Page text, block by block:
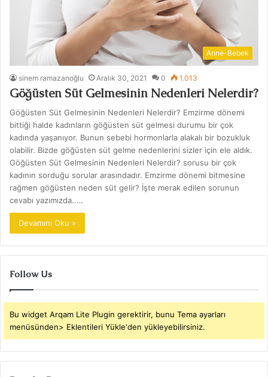
Anne-Bebek
sinem ramazanoğlu Aralık 30, 2021 0 1.013
Göğüsten Süt Gelmesinin Nedenleri Nelerdir?
Göğüsten Süt Gelmesinin Nedenleri Nelerdir? Emzirme dönemi
bittiği halde kadınların göğüsten süt gelmesi durumu bir çok
kadında yaşanıyor. Bunun sebebi hormonlarla alakalı bir bozukluk
olabilir. Bizde göğüsten süt gelme nedenlerini sizler için ele aldık.
Göğüsten Süt Gelmesinin Nedenleri Nelerdir? sorusu bir çok
kadının sorduğu sorular arasındadır. Emzirme dönemi bitmesine
rağmen göğüsten neden süt gelir? İşte merak edilen sorunun
cevabı yazımızda..…
Devamını Oku »
Follow Us
Bu widget Arqam Lite Plugin gerektirir, bunu Tema ayarları
menüsünden> Eklentileri Yükle'den yükleyebilirsiniz.